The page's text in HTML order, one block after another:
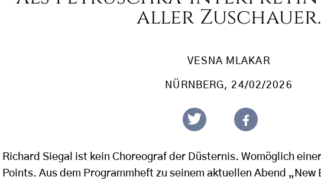
aller Zuschauer.
VESNA MLAKAR
NÜRNBERG, 24/02/2026
Richard Siegal ist kein Choreograf der Düsternis. Womöglich
Points. Aus dem Programmheft zu seinem aktuellen Abend